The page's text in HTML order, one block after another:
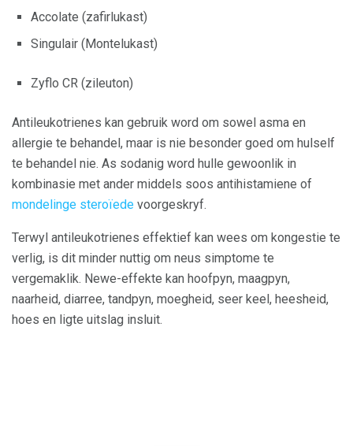
Accolate (zafirlukast)
Singulair (Montelukast)
Zyflo CR (zileuton)
Antileukotrienes kan gebruik word om sowel asma en
allergie te behandel, maar is nie besonder goed om hulself
te behandel nie. As sodanig word hulle gewoonlik in
kombinasie met ander middels soos antihistamiene of
mondelinge steroïede voorgeskryf.
Terwyl antileukotrienes effektief kan wees om kongestie te
verlig, is dit minder nuttig om neus simptome te
vergemaklik. Newe-effekte kan hoofpyn, maagpyn,
naarheid, diarree, tandpyn, moegheid, seer keel, heesheid,
hoes en ligte uitslag insluit.